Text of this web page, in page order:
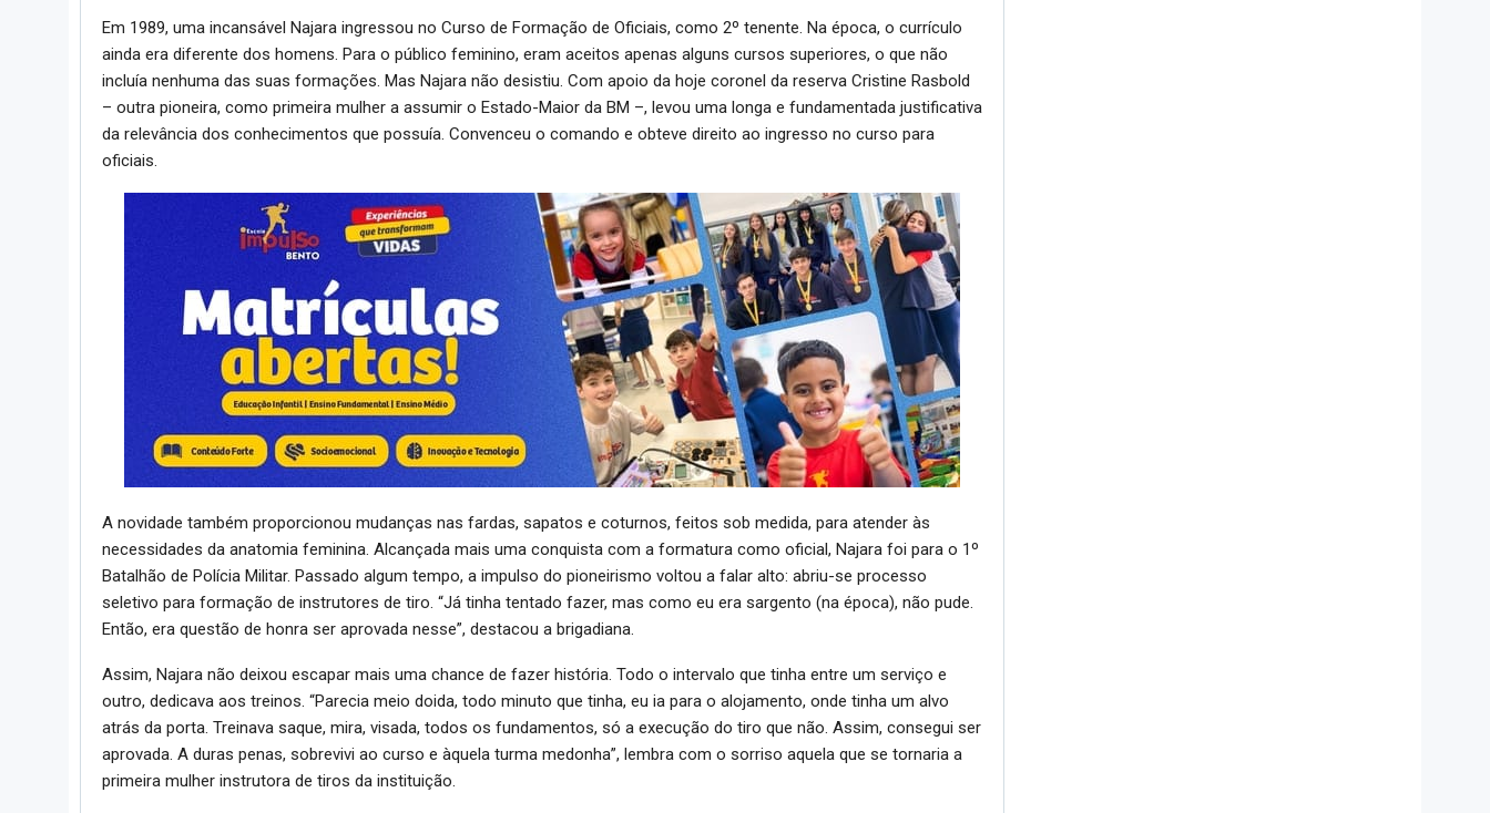
Em 1989, uma incansável Najara ingressou no Curso de Formação de Oficiais, como 2º tenente. Na época, o currículo
ainda era diferente dos homens. Para o público feminino, eram aceitos apenas alguns cursos superiores, o que não
incluía nenhuma das suas formações. Mas Najara não desistiu. Com apoio da hoje coronel da reserva Cristine Rasbold
– outra pioneira, como primeira mulher a assumir o Estado-Maior da BM –, levou uma longa e fundamentada justificativa
da relevância dos conhecimentos que possuía. Convenceu o comando e obteve direito ao ingresso no curso para
oficiais.
A novidade também proporcionou mudanças nas fardas, sapatos e coturnos, feitos sob medida, para atender às
necessidades da anatomia feminina. Alcançada mais uma conquista com a formatura como oficial, Najara foi para o 1º
Batalhão de Polícia Militar. Passado algum tempo, a impulso do pioneirismo voltou a falar alto: abriu-se processo
seletivo para formação de instrutores de tiro. “Já tinha tentado fazer, mas como eu era sargento (na época), não pude.
Então, era questão de honra ser aprovada nesse”, destacou a brigadiana.
Assim, Najara não deixou escapar mais uma chance de fazer história. Todo o intervalo que tinha entre um serviço e
outro, dedicava aos treinos. “Parecia meio doida, todo minuto que tinha, eu ia para o alojamento, onde tinha um alvo
atrás da porta. Treinava saque, mira, visada, todos os fundamentos, só a execução do tiro que não. Assim, consegui ser
aprovada. A duras penas, sobrevivi ao curso e àquela turma medonha”, lembra com o sorriso aquela que se tornaria a
primeira mulher instrutora de tiros da instituição.